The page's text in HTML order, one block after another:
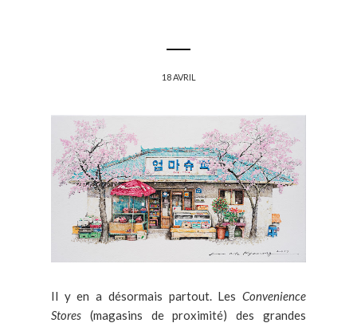
18 AVRIL
Il y en a désormais partout. Les Convenience
Stores (magasins de proximité) des grandes